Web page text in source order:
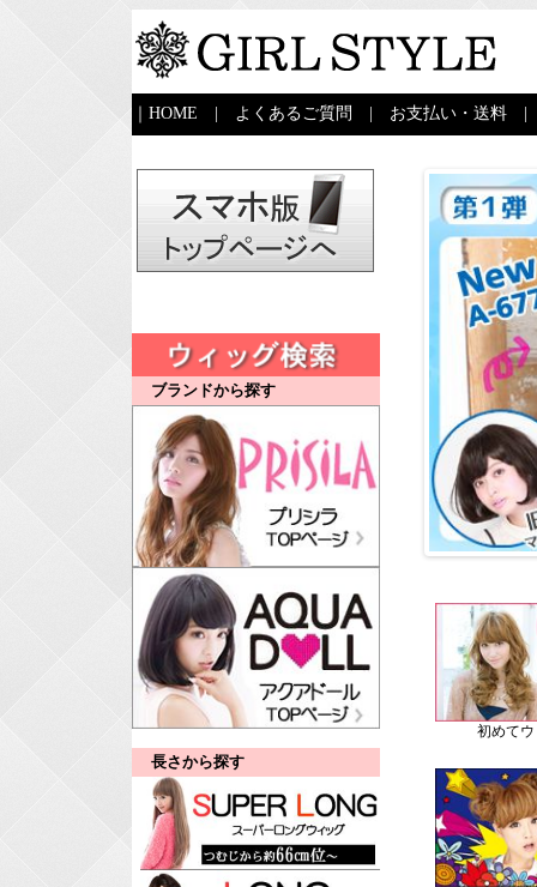
HOME よくあるご質問 お支払い・送料
ブランドから探す
長さから探す
初めて